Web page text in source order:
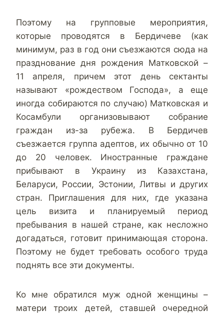
Поэтому на групповые мероприятия,
которые проводятся в Бердичеве (как
минимум, раз в год они съезжаются сюда на
празднование дня рождения Матковской –
11 апреля, причем этот день сектанты
называют «рождеством Господа», а еще
иногда собираются по случаю) Матковская и
Косамбули организовывают собрание
граждан из-за рубежа. В Бердичев
съезжается группа адептов, их обычно от 10
до 20 человек. Иностранные граждане
прибывают в Украину из Казахстана,
Беларуси, России, Эстонии, Литвы и других
стран. Приглашения для них, где указана
цель визита и планируемый период
пребывания в нашей стране, как несложно
догадаться, готовит принимающая сторона.
Поэтому не будет требовать особого труда
поднять все эти документы.
Ко мне обратился муж одной женщины –
матери троих детей, ставшей очередной